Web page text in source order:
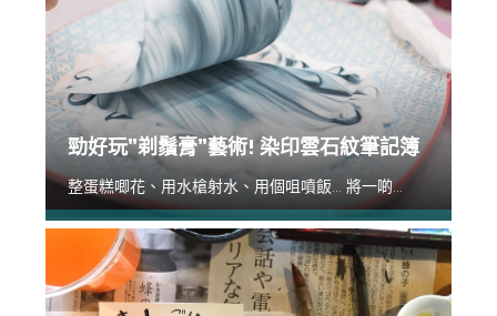
勁好玩”剃鬚膏”藝術! 染印雲石紋筆記簿
整蛋糕唧花、用水槍射水、用個咀噴飯... 將一啲...